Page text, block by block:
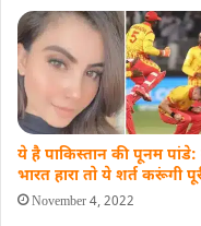
ये है पाकिस्तान की पूनम
भारत हारा तो ये शर्त करूंगी
November 4, 2022